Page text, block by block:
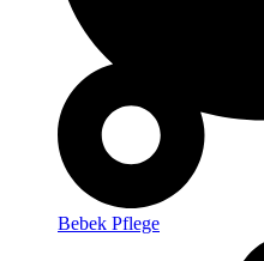
Bebek Pflege